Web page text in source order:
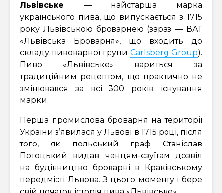
Львівське — найстарша марка
українського пива, що випускається з 1715
року Львівською броварнею (зараз — ВАТ
«Львівська Броварня», що входить до
складу пивоварної групи Carlsberg Group).
Пиво «Львівське» вариться за
традиційним рецептом, що практично не
змінювався за всі 300 років існування
марки.
Перша промислова броварня на території
України з’явилася у Львові в 1715 році, після
того, як польський граф Станіслав
Потоцький видав ченцям-єзуїтам дозвіл
на будівництво броварні в Краківському
передмісті Львова. З цього моменту і бере